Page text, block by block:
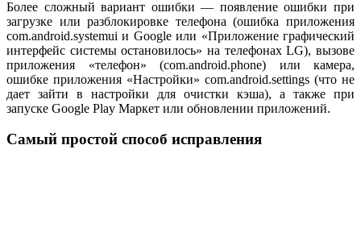
Более сложный вариант ошибки — появление ошибки при
загрузке или разблокировке телефона (ошибка приложения
com.android.systemui и Google или «Приложение графический
интерфейс системы остановилось» на телефонах LG), вызове
приложения «телефон» (com.android.phone) или камера,
ошибке приложения «Настройки» com.android.settings (что не
дает зайти в настройки для очистки кэша), а также при
запуске Google Play Маркет или обновлении приложений.
Самый простой способ исправления